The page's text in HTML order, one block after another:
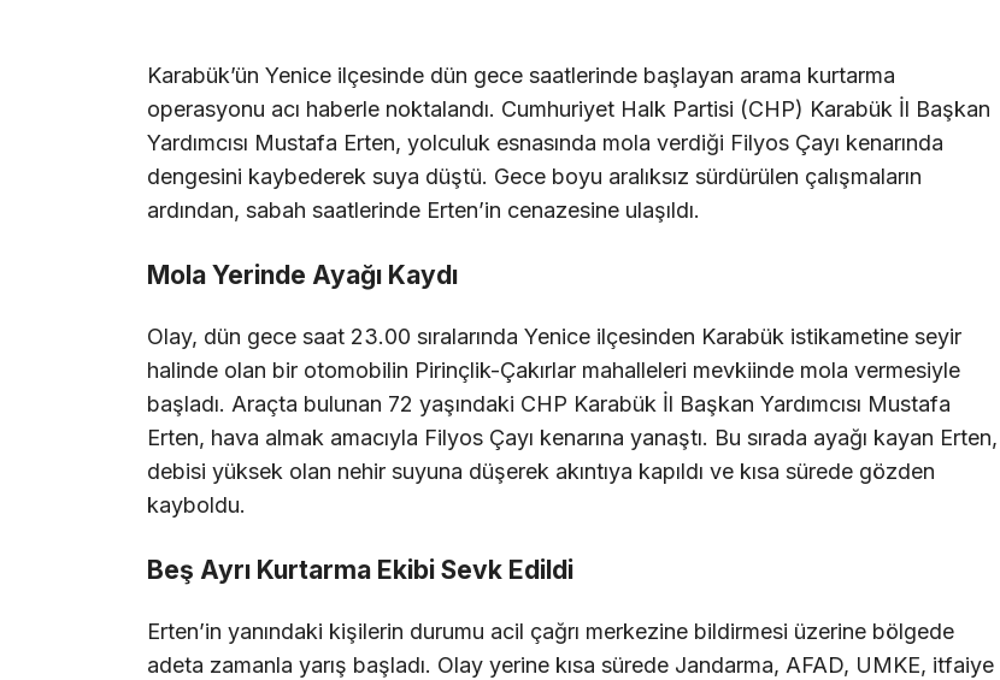
Karabük’ün Yenice ilçesinde dün gece saatlerinde başlayan arama kurtarma
operasyonu acı haberle noktalandı. Cumhuriyet Halk Partisi (CHP) Karabük İl Başkan
Yardımcısı Mustafa Erten, yolculuk esnasında mola verdiği Filyos Çayı kenarında
dengesini kaybederek suya düştü. Gece boyu aralıksız sürdürülen çalışmaların
ardından, sabah saatlerinde Erten’in cenazesine ulaşıldı.
Mola Yerinde Ayağı Kaydı
Olay, dün gece saat 23.00 sıralarında Yenice ilçesinden Karabük istikametine seyir
halinde olan bir otomobilin Pirinçlik-Çakırlar mahalleleri mevkiinde mola vermesiyle
başladı. Araçta bulunan 72 yaşındaki CHP Karabük İl Başkan Yardımcısı Mustafa
Erten, hava almak amacıyla Filyos Çayı kenarına yanaştı. Bu sırada ayağı kayan Erten,
debisi yüksek olan nehir suyuna düşerek akıntıya kapıldı ve kısa sürede gözden
kayboldu.
Beş Ayrı Kurtarma Ekibi Sevk Edildi
Erten’in yanındaki kişilerin durumu acil çağrı merkezine bildirmesi üzerine bölgede
adeta zamanla yarış başladı. Olay yerine kısa sürede Jandarma, AFAD, UMKE, itfaiye